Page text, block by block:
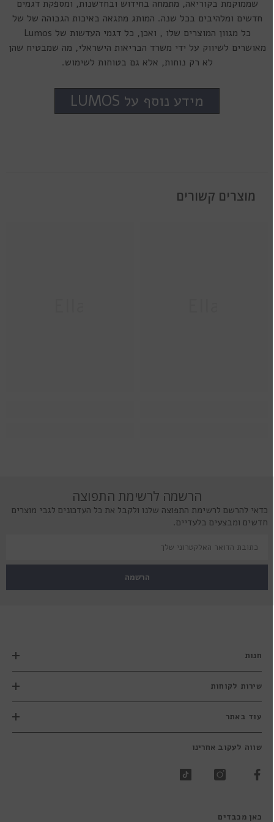
שממוקמת בקוריאה, מתמחה בחידוש ובחדשנות, ומספקת דגמים
חדשים ומלהיבים בכל שנה. המותג מתגאה באיכות הגבוהה של של
כל מגוון המוצרים שלו , ואכן, כל דגמי העדשות של Lumos
מאושרים לשיווק על ידי משרד הבריאות הישראלי, מה שמבטיח שהן
לא רק נוחות, אלא גם בטוחות לשימוש.
מידע נוסף על LUMOS
מוצרים קשורים
הרשמה לרשימת התפוצה
כדאי להרשם לרשימת התפוצה שלנו ולקבל את כל העדכונים לגבי מוצרים
חדשים ומבצעים בלעדיים.
הרשמה
חנות
שירות לקוחות
עוד באתר
שווה לעקוב אחרינו
כאן מכבדים